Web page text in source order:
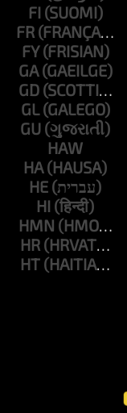
FI
FR
FY
GA
GD
GL
GU
HAW
HA
HE
HI
HMN
HR
HT